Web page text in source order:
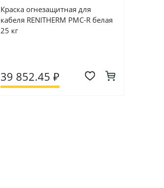
Краска огнезащитная для
кабеля RENITHERM PMC-R белая
25 кг
39 852.45 ₽